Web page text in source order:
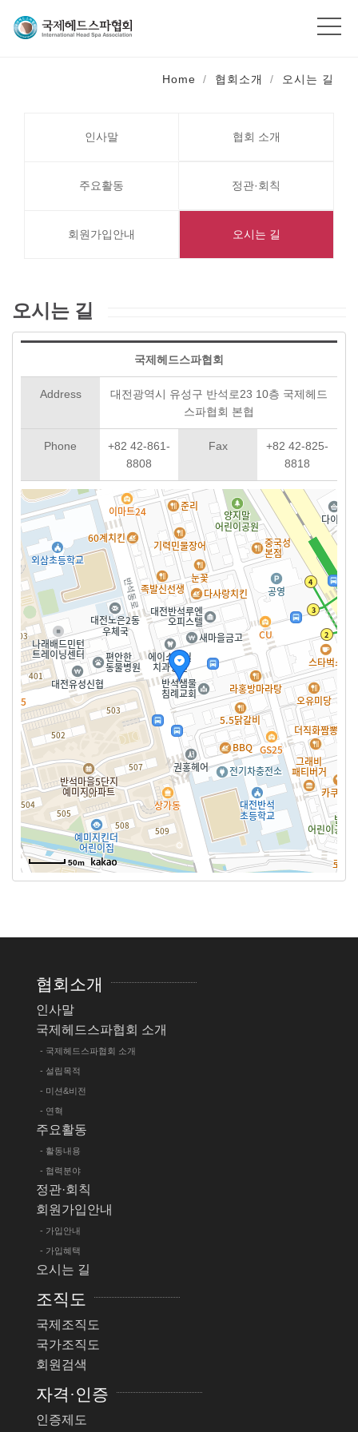
Home 협회소개 오시는 길
인사말 협회 소개
주요활동 정관·회칙
회원가입안내 오시는 길
오시는 길
국제헤드스파협회
Address
대전광역시 유성구 반석로23 10층 국제헤드
스파협회 본협
Phone
+82 42-861-
8808
Fax
+82 42-825-
8818
50m
협회소개
인사말
국제헤드스파협회 소개
- 국제헤드스파협회 소개
- 설립목적
- 미션&비전
- 연혁
주요활동
- 활동내용
- 협력분야
정관·회칙
회원가입안내
- 가입안내
- 가입혜택
오시는 길
조직도
국제조직도
국가조직도
회원검색
자격·인증
인증제도